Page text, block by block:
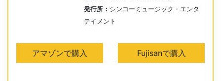
発行所： シンコーミュージック・エンタ
テイメント
アマゾンで購入 Fujisanで購入